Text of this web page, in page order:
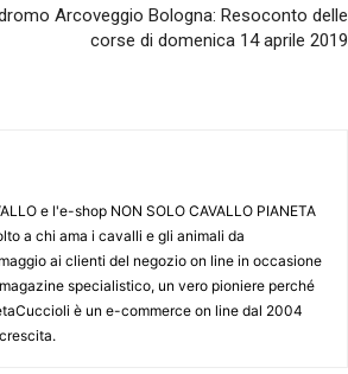
Arcoveggio Bologna: Resoconto delle
corse di domenica 14 aprile 2019
e l'e-shop NON SOLO CAVALLO PIANETA
a chi ama i cavalli e gli animali da
ai clienti del negozio on line in occasione
specialistico, un vero pioniere perché
è un e-commerce on line dal 2004